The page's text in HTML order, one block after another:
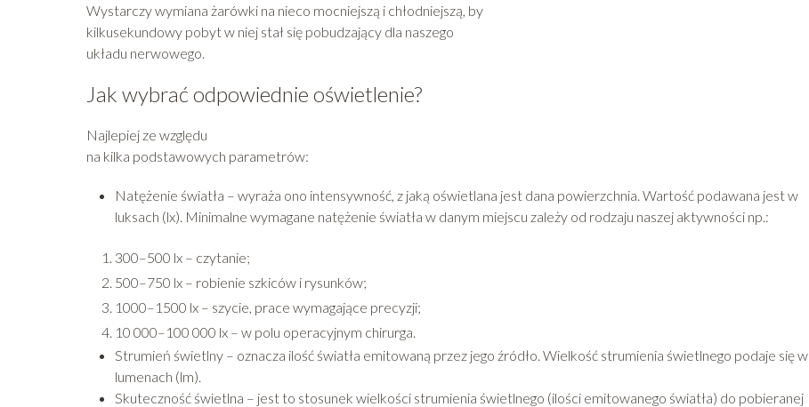
Wystarczy wymiana żarówki na nieco mocniejszą i chłodniejszą, by
kilkusekundowy pobyt w niej stał się pobudzający dla naszego
układu nerwowego.
Jak wybrać odpowiednie oświetlenie?
Najlepiej ze względu
na kilka podstawowych parametrów:
Natężenie światła – wyraża ono intensywność, z jaką oświetlana jest dana powierzchnia. Wartość podawana jest w
luksach (lx). Minimalne wymagane natężenie światła w danym miejscu zależy od rodzaju naszej aktywności np.:
300–500 lx – czytanie;
500–750 lx – robienie szkiców i rysunków;
1000–1500 lx – szycie, prace wymagające precyzji;
10 000–100 000 lx – w polu operacyjnym chirurga.
Strumień świetlny – oznacza ilość światła emitowaną przez jego źródło. Wielkość strumienia świetlnego podaje się w
lumenach (lm).
Skuteczność świetlna – jest to stosunek wielkości strumienia świetlnego (ilości emitowanego światła) do pobieranej